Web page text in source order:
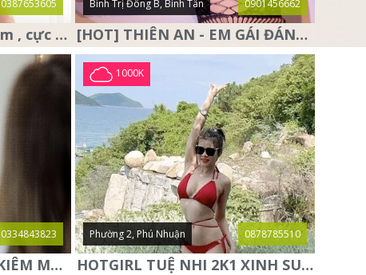
0387653605
❤️ Anna Baby ❤️ siêu dâm , cực dâm và sở hữu cặp vú đẹp nhức
Bình Trị Đông B, Bình Tân 0901456662
[HOT] THIÊN AN - EM GÁI ĐÁNG YÊU, DỄ THƯƠNG,RẤT DÂM
0334843823
NEW✨MIE✨ HOT GIRL KIÊM MẪU ẢNH HÀNG CỰC NGON LẦN ĐẦU
1000K
Phường 2, Phú Nhuận 0878785510
HOTGIRL TUỆ NHI 2K1 XINH SUGGAR BABY TUYỆT HÀNG MỚI